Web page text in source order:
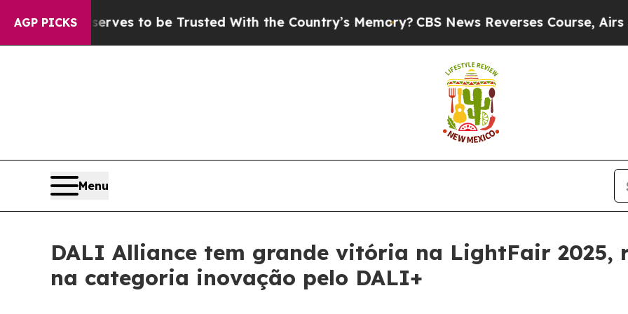
AGP PICKS
be Trusted With the Country’s Memory? CBS News Reverses Course, Airs Story on 9/11
Menu
DALI Alliance tem grande vitória na LightFair 2025,
na categoria inovação pelo DALI+